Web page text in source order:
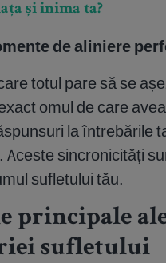
și inima ta?
de aliniere
totul pare să se
omul de care
la întrebările
Aceste sincronicități
sufletului tău.
principale
sufletului